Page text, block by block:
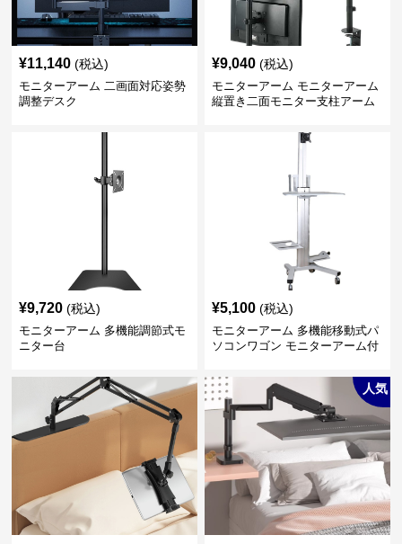
¥11,140 (税込)
モニターアーム 二画面対応姿勢
調整デスク
¥9,040 (税込)
モニターアーム モニターアーム
縦置き二面モニター支柱アーム
¥9,720 (税込)
モニターアーム 多機能調節式モ
ニター台
¥5,100 (税込)
モニターアーム 多機能移動式パ
ソコンワゴン モニターアーム付
人気